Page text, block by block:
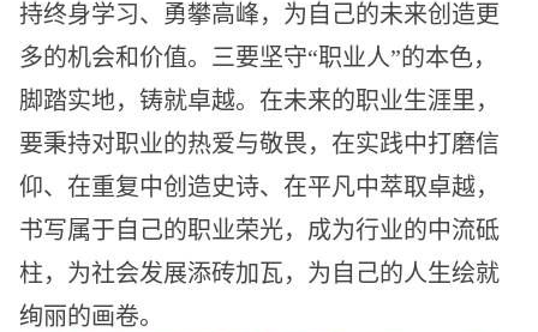
持终身学习、勇攀高峰，为自己的未来创造更
多的机会和价值。三要坚守“职业人”的本色，
脚踏实地，铸就卓越。在未来的职业生涯里，
要秉持对职业的热爱与敬畏，在实践中打磨信
仰、在重复中创造史诗、在平凡中萃取卓越，
书写属于自己的职业荣光，成为行业的中流砥
柱，为社会发展添砖加瓦，为自己的人生绘就
绚丽的画卷。